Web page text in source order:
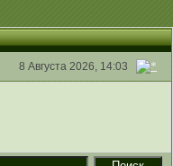
8 Августа 2026, 14:03